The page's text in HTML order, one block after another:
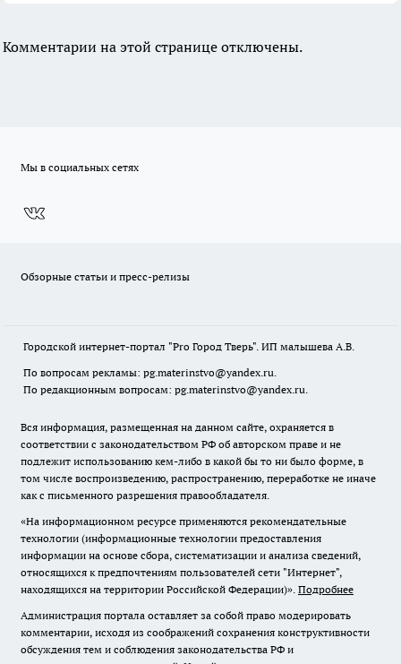
Комментарии на этой странице отключены.
Мы в социальных сетях
Обзорные статьи и пресс-релизы
Городской интернет-портал "Pro Город Тверь". ИП малышева А.В.
По вопросам рекламы: pg.materinstvo@yandex.ru.
По редакционным вопросам: pg.materinstvo@yandex.ru.
Вся информация, размещенная на данном сайте, охраняется в
соответствии с законодательством РФ об авторском праве и не
подлежит использованию кем-либо в какой бы то ни было форме, в
том числе воспроизведению, распространению, переработке не иначе
как с письменного разрешения правообладателя.
«На информационном ресурсе применяются рекомендательные
технологии (информационные технологии предоставления
информации на основе сбора, систематизации и анализа сведений,
относящихся к предпочтениям пользователей сети "Интернет",
находящихся на территории Российской Федерации)». Подробнее
Администрация портала оставляет за собой право модерировать
комментарии, исходя из соображений сохранения конструктивности
обсуждения тем и соблюдения законодательства РФ и